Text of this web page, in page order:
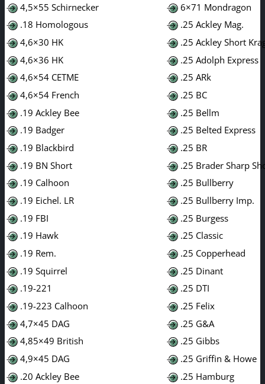
4,5×55 Schirnecker
.18 Homologous
4,6×30 HK
4,6×36 HK
4,6×54 CETME
4,6×54 French
.19 Ackley Bee
.19 Badger
.19 Blackbird
.19 BN Short
.19 Calhoon
.19 Eichel. LR
.19 FBI
.19 Hawk
.19 Rem.
.19 Squirrel
.19-221
.19-223 Calhoon
4,7×45 DAG
4,85×49 British
4,9×45 DAG
.20 Ackley Bee
6×71 Mondragon
.25 Ackley Mag.
.25 Ackley Short
.25 Adolph Express
.25 ARk
.25 BC
.25 Bellm
.25 Belted Express
.25 BR
.25 Brader Sharp
.25 Bullberry
.25 Bullberry Imp.
.25 Burgess
.25 Classic
.25 Copperhead
.25 Dinant
.25 DTI
.25 Felix
.25 G&A
.25 Gibbs
.25 Griffin & Howe
.25 Hamburg